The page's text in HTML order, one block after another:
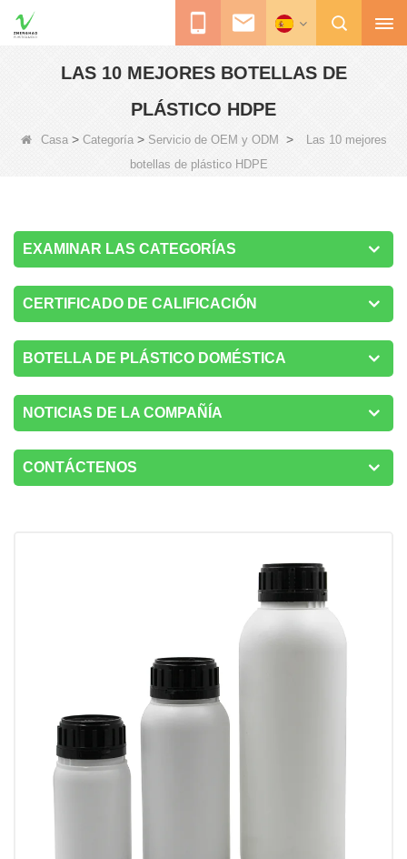
LAS 10 MEJORES BOTELLAS DE
PLÁSTICO HDPE
Casa> Categoría> Servicio de OEM y ODM >
Las 10 mejores
botellas de plástico HDPE
EXAMINAR LAS CATEGORÍAS
CERTIFICADO DE CALIFICACIÓN
BOTELLA DE PLÁSTICO DOMÉSTICA
NOTICIAS DE LA COMPAÑÍA
CONTÁCTENOS